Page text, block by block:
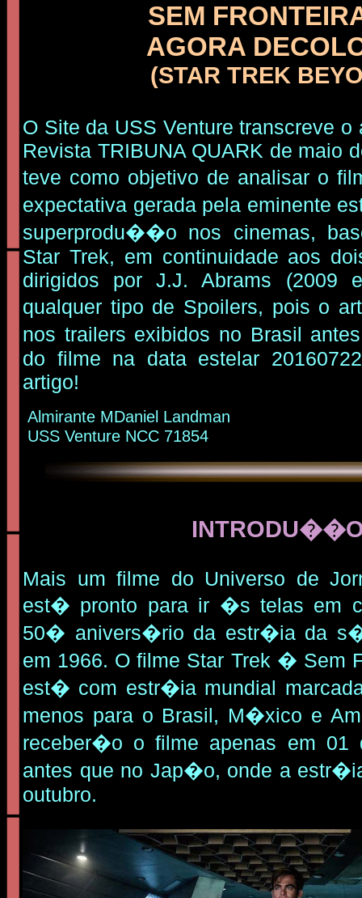
SEM
AGORA
(STAR TREK
O Site da USS Venture transcreve o
Revista TRIBUNA QUARK de maio
teve como objetivo de analisar o
expectativa gerada pela eminente
superprodu��o nos cinemas,
Star Trek, em continuidade aos
dirigidos por J.J. Abrams (2009
qualquer tipo de Spoilers, pois o
nos trailers exibidos no Brasil
do filme na data estelar
artigo!
Almirante MDaniel Landman
USS Venture NCC 71854
Mais um filme do Universo de
est� pronto para ir �s telas em
50� anivers�rio da estr�ia da
em 1966. O filme Star Trek � Sem
est� com estr�ia mundial
menos para o Brasil, M�xico e
receber�o o filme apenas em 01
antes que no Jap�o, onde a
outubro.